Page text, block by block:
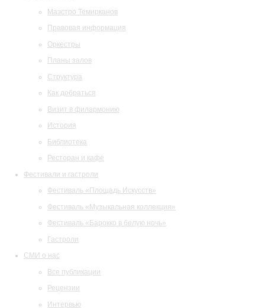
Маэстро Темирканов
Правовая информация
Оркестры
Планы залов
Структура
Как добраться
Визит в филармонию
История
Библиотека
Ресторан и кафе
Фестивали и гастроли
Фестиваль «Площадь Искусств»
Фестиваль «Музыкальная коллекция»
Фестиваль «Барокко в белую ночь»
Гастроли
СМИ о нас
Все публикации
Рецензии
Интервью